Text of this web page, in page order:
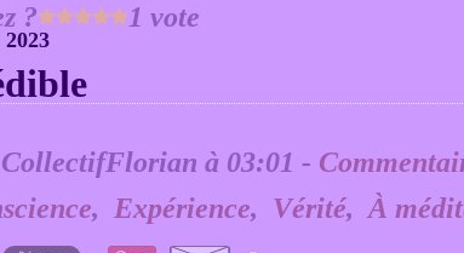
? 1 vote
2023
CollectifFlorian à 03:01 -
, Expérience, Vérité, À